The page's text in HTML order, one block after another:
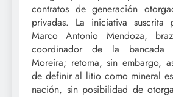
contratos de generación
privadas. La iniciativa
Marco Antonio Mendoza,
coordinador de la bancada
Moreira; retoma, sin embargo,
de definir al litio como mineral
nación, sin posibilidad de